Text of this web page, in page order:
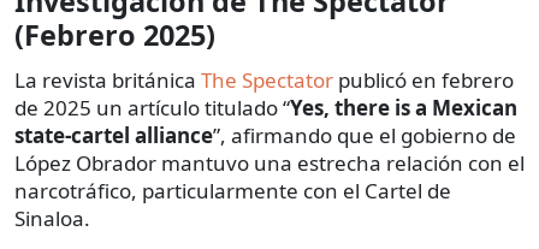
(Febrero 2025)
La revista británica The Spectator publicó en febrero
de 2025 un artículo titulado “Yes, there is a Mexican
state-cartel alliance”, afirmando que el gobierno de
López Obrador mantuvo una estrecha relación con el
narcotráfico, particularmente con el Cartel de
Sinaloa.